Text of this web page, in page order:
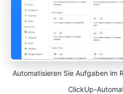
Automatisieren Sie Aufgaben im
ClickUp-